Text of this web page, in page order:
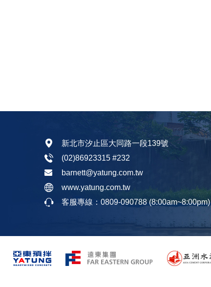
新北市汐止區大同路一段139號
(02)86923315 #232
barnett@yatung.com.tw
www.yatung.com.tw
客服專線：0809-090788(8:00am~8:00pm)